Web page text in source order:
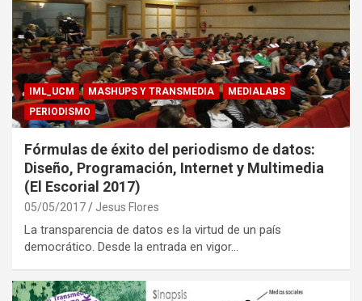
IML_UCM MASHUPS Y TRANSMEDIA
MEDIALABS
PERIODISMO
Fórmulas de éxito del periodismo de datos:
Diseño, Programación, Internet y Multimedia
(El Escorial 2017)
05/05/2017 Jesus Flores
La transparencia de datos es la virtud de un país
democrático. Desde la entrada en vigor…